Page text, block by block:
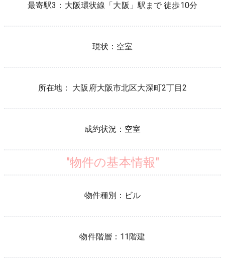
最寄駅3： 大阪環状線 「大阪 」駅まで 徒歩10分
現状： 空室
所在地： 大阪府大阪市北区大深町2丁目2
成約状況： 空室
"物件の基本情報"
物件種別： ビル
物件階層： 11階建